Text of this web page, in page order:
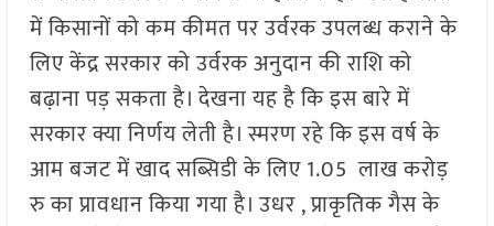
में किसानों को कम कीमत पर उर्वरक उपलब्ध कराने के
लिए केंद्र सरकार को उर्वरक अनुदान की राशि को
बढ़ाना पड़ सकता है। देखना यह है कि इस बारे में
सरकार क्या निर्णय लेती है। स्मरण रहे कि इस वर्ष के
आम बजट में खाद सब्सिडी के लिए 1.05 लाख करोड़
रु का प्रावधान किया गया है। उधर , प्राकृतिक गैस के